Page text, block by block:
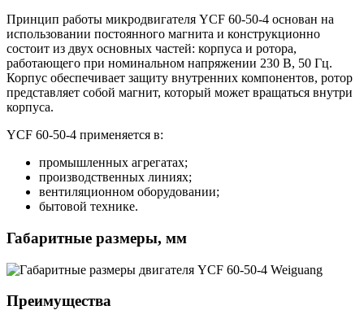
Принцип работы микродвигателя YCF 60-50-4 основан на
использовании постоянного магнита и конструкционно
состоит из двух основных частей: корпуса и ротора,
работающего при номинальном напряжении 230 В, 50 Гц.
Корпус обеспечивает защиту внутренних компонентов, ротор
представляет собой магнит, который может вращаться внутри
корпуса.
YCF 60-50-4 применяется в:
промышленных агрегатах;
производственных линиях;
вентиляционном оборудовании;
бытовой технике.
Габаритные размеры, мм
Преимущества